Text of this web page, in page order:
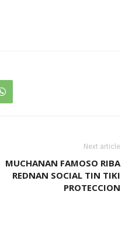
Next article
MUCHANAN FAMOSO RIBA
REDNAN SOCIAL TIN TIKI
PROTECCION